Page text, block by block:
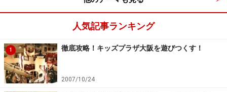
人気記事ランキング
1 徹底攻略！キッズプラザ大阪を遊びつくす！
2007/10/24